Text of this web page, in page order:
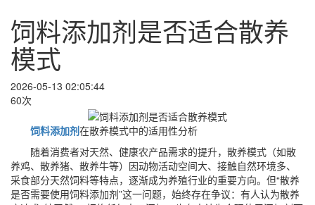
饲料添加剂是否适合散养
模式
2026-05-13 02:05:44
60次
饲料添加剂在散养模式中的适用性分析
随着消费者对天然、健康农产品需求的提升，散养模式（如散
养鸡、散养猪、散养牛等）因动物活动空间大、接触自然环境多、
采食部分天然饲料等特点，逐渐成为养殖行业的重要方向。但“散养
是否需要使用饲料添加剂”这一问题，始终存在争议：有人认为散养